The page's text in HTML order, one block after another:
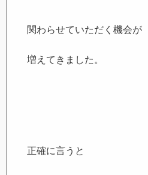
関わらせていただく機会が
増えてきました。
正確に言うと